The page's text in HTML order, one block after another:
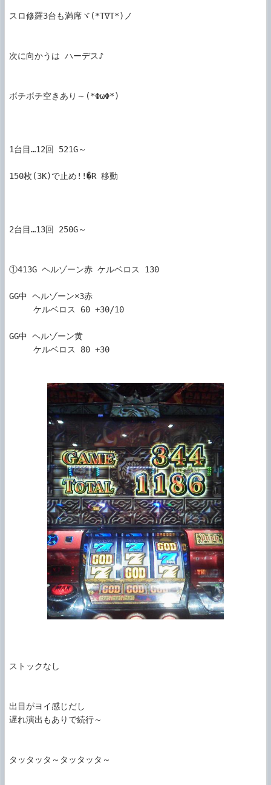
スロ修羅3台も満席ヾ(*T∇T*)ノ
次に向かうは ハーデス♪
ボチボチ空きあり～(*ΦωΦ*)
1台目…12回 521G～
150枚(3K)で止め!!�R 移動
2台目…13回 250G～
①413G ヘルゾーン赤 ケルベロス 130
GG中 ヘルゾーン×3赤
GG中 ヘルゾーン黄
ストックなし
出目がヨイ感じだし
遅れ演出もありで続行～
タッタッタ～タッタッタ～